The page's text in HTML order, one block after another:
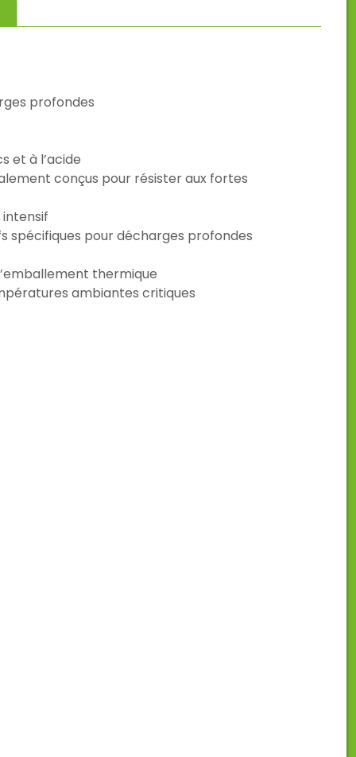
profondes
et à l’acide
conçus pour résister aux fortes
spécifiques pour décharges profondes
thermique
ambiantes critiques